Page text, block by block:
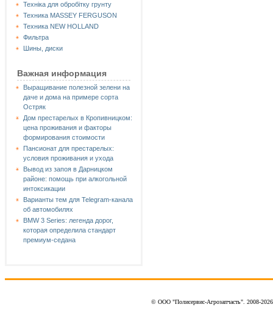
Техніка для обробітку грунту
Техника MASSEY FERGUSON
Техника NEW HOLLAND
Фильтра
Шины, диски
Важная информация
Выращивание полезной зелени на
даче и дома на примере сорта
Остряк
Дом престарелых в Кропивницком:
цена проживания и факторы
формирования стоимости
Пансионат для престарелых:
условия проживания и ухода
Вывод из запоя в Дарницком
районе: помощь при алкогольной
интоксикации
Варианты тем для Telegram-канала
об автомобилях
BMW 3 Series: легенда дорог,
которая определила стандарт
премиум-седана
© ООО "Полисервис-Агрозапчасть". 2008-